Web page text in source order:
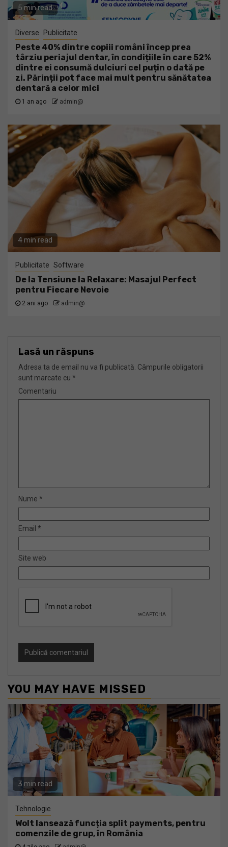
5 min read
Diverse Publicitate
Peste 40% dintre copiii români încep prea
târziu periajul dentar, în condițiile în care 52%
dintre ei consumă dulciuri cel puțin o dată pe
zi. Părinții pot face mai mult pentru sănătatea
dentară a celor mici
1 an ago admin@
4 min read
Publicitate Software
De la Tensiune la Relaxare: Masajul Perfect
pentru Fiecare Nevoie
2 ani ago admin@
Lasă un răspuns
Adresa ta de email nu va fi publicată. Câmpurile obligatorii
sunt marcate cu *
Comentariu
Nume *
Email *
Site web
YOU MAY HAVE MISSED
3 min read
Tehnologie
Wolt lansează funcția split payments, pentru
comenzile de grup, în România